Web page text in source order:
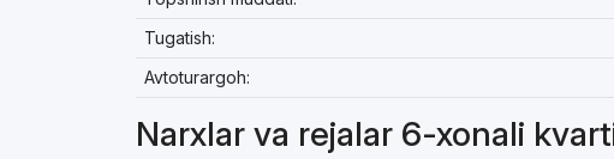
Tugatish:
Avtoturargoh:
Narxlar va rejalar 6-xonali